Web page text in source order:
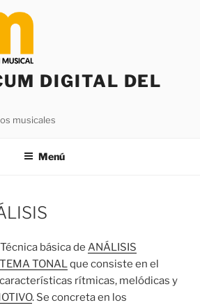
DIGITAL DEL
musicales
Menú
básica de ANÁLISIS
TONALque consiste en el
rítmicas, melódicas y
. Se concreta en los